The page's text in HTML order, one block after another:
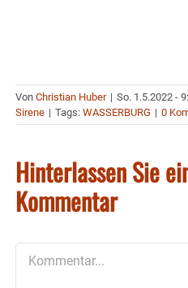
Von Christian Huber | So. 1.5.2022 -
Sirene | Tags: WASSERBURG | 0
Hinterlassen Sie
Kommentar